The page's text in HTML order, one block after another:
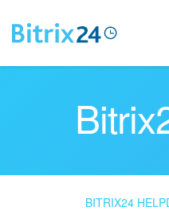
BITRIX24